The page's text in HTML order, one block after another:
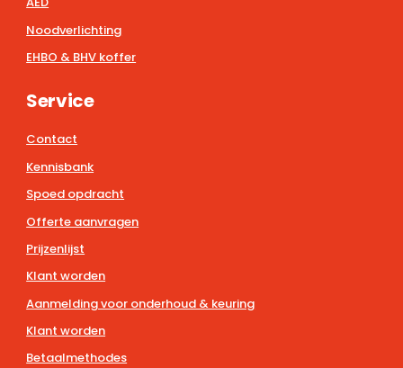
Noodverlichting
EHBO & BHV koffer
Service
Contact
Kennisbank
Spoed opdracht
Offerte aanvragen
Prijzenlijst
Klant worden
Aanmelding voor onderhoud & keuring
Klant worden
Betaalmethodes